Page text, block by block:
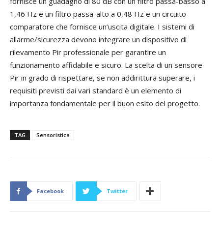
1,46 Hz e un filtro passa-alto a 0,48 Hz e un circuito
comparatore che fornisce un’uscita digitale. I sistemi di
allarme/sicurezza devono integrare un dispositivo di
rilevamento Pir professionale per garantire un
funzionamento affidabile e sicuro. La scelta di un sensore
Pir in grado di rispettare, se non addirittura superare, i
requisiti previsti dai vari standard è un elemento di
importanza fondamentale per il buon esito del progetto.
TAG Sensoristica
Facebook Twitter